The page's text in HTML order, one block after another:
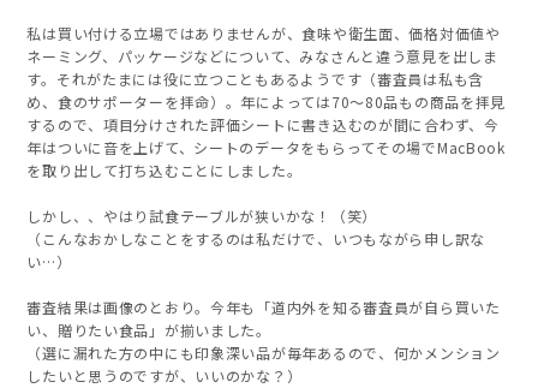
私は買い付ける立場ではありませんが、食味や衛生面、価格対価値や
ネーミング、パッケージなどについて、みなさんと違う意見を出しま
す。それがたまには役に立つこともあるようです（審査員は私も含
め、食のサポーターを拝命）。年によっては70〜80品もの商品を拝見
するので、項目分けされた評価シートに書き込むのが間に合わず、今
年はついに音を上げて、シートのデータをもらってその場でMacBook
を取り出して打ち込むことにしました。
しかし、、やはり試食テーブルが狭いかな！（笑）
（こんなおかしなことをするのは私だけで、いつもながら申し訳な
い…）
審査結果は画像のとおり。今年も「道内外を知る審査員が自ら買いた
い、贈りたい食品」が揃いました。
（選に漏れた方の中にも印象深い品が毎年あるので、何かメンション
したいと思うのですが、いいのかな？）